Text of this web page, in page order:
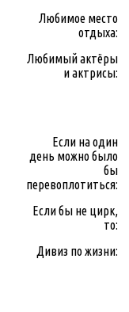
Любимое место
отдыха:
Любимый актёры
и актрисы:
Если на один
день можно было
бы
перевоплотиться:
Если бы не цирк,
то:
Дивиз по жизни: